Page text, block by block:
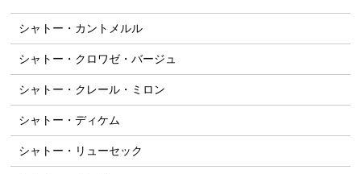
シャトー・カントメルル
シャトー・クロワゼ・バージュ
シャトー・クレール・ミロン
シャトー・ディケム
シャトー・リューセック